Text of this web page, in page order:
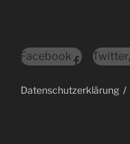
Facebook Twitter
Datenschutzerklärung